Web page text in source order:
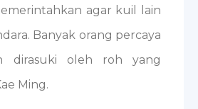
agar kuil lain
Banyak orang percaya
dirasuki oleh roh yang
Ming.